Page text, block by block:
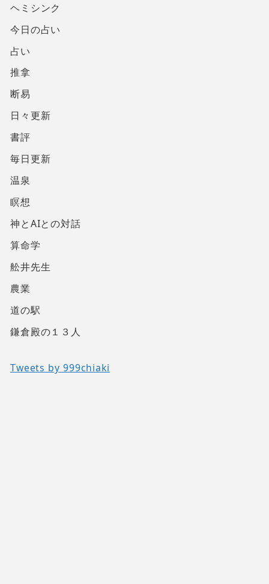
ヘミシンク
今日の占い
占い
推拿
断易
日々更新
書評
毎日更新
温泉
瞑想
神とAIとの対話
算命学
舩井先生
農業
道の駅
鎌倉殿の１３人
Tweets by 999chiaki